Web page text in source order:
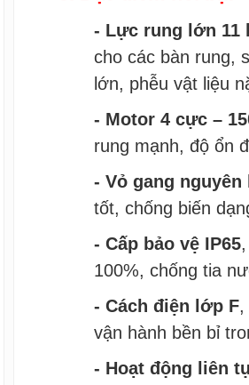
- Lực rung lớn 11
cho các bàn rung,
lớn, phễu vật liệu
- Motor 4 cực –
rung mạnh, độ ổn
- Vỏ gang nguyên
tốt, chống biến
- Cấp bảo vệ IP65
100%, chống tia
- Cách điện lớp F,
vận hành bền bỉ
- Hoạt động liên